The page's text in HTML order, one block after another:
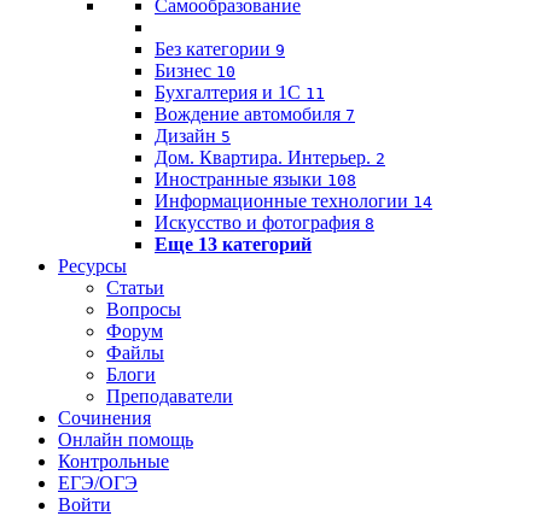
Самообразование
Без категории 9
Бизнес 10
Бухгалтерия и 1C 11
Вождение автомобиля 7
Дизайн 5
Дом. Квартира. Интерьер. 2
Иностранные языки 108
Информационные технологии 14
Искусство и фотография 8
Еще 13 категорий
Ресурсы
Статьи
Вопросы
Форум
Файлы
Блоги
Преподаватели
Сочинения
Онлайн помощь
Контрольные
ЕГЭ/ОГЭ
Войти